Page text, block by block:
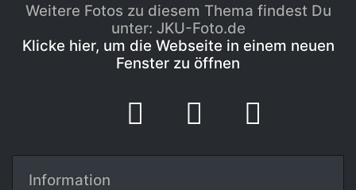
Weitere Fotos zu diesem Thema findest Du
unter: JKU-Foto.de
Klicke hier, um die Webseite in einem neuen
Fenster zu öffnen
Information